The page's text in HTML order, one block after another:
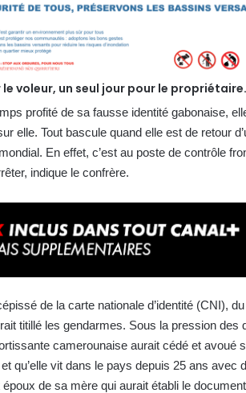
le voleur, un seul jour pour le
profité de sa fausse identité gabonaise,
elle. Tout bascule quand elle est de retour
En effet, c’est au poste de contrôle
indique le confrère.
de la carte nationale d’identité (CNI),
titillé les gendarmes. Sous la pression
camerounaise aurait cédé et avoué
qu’elle vit dans le pays depuis 25 ans
de sa mère qui aurait établi le